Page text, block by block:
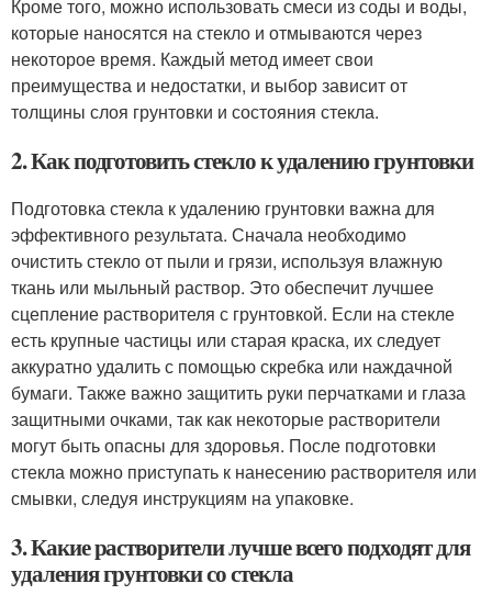
Кроме того, можно использовать смеси из соды и воды,
которые наносятся на стекло и отмываются через
некоторое время. Каждый метод имеет свои
преимущества и недостатки, и выбор зависит от
толщины слоя грунтовки и состояния стекла.
2. Как подготовить стекло к удалению грунтовки
Подготовка стекла к удалению грунтовки важна для
эффективного результата. Сначала необходимо
очистить стекло от пыли и грязи, используя влажную
ткань или мыльный раствор. Это обеспечит лучшее
сцепление растворителя с грунтовкой. Если на стекле
есть крупные частицы или старая краска, их следует
аккуратно удалить с помощью скребка или наждачной
бумаги. Также важно защитить руки перчатками и глаза
защитными очками, так как некоторые растворители
могут быть опасны для здоровья. После подготовки
стекла можно приступать к нанесению растворителя или
смывки, следуя инструкциям на упаковке.
3. Какие растворители лучше всего подходят для
удаления грунтовки со стекла